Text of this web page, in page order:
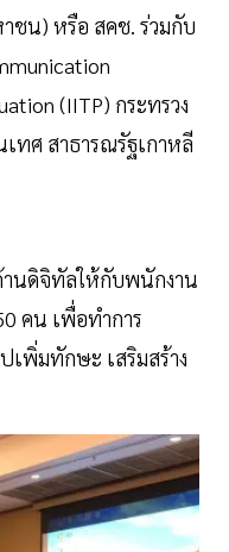
ชน) หรือ สคช. ร่วมกับ
(IITP) กระทรวง
ทศ สาธารณรัฐเกาหลี
านดิจิทัลให้กับพนักงาน
คน เพื่อทำการ
เพิ่มทักษะ เสริมสร้าง